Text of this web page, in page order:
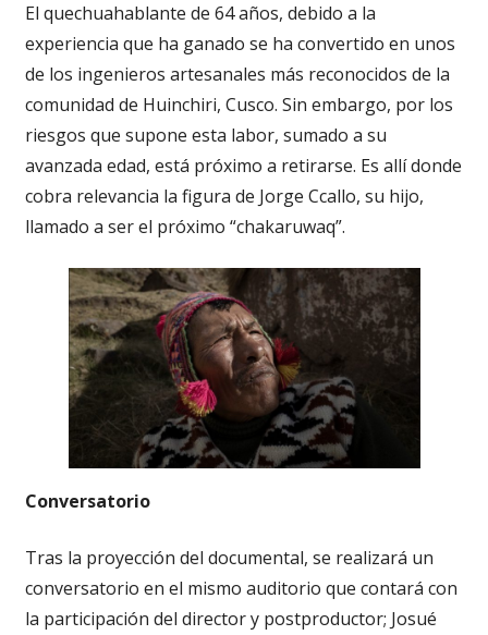
El quechuahablante de 64 años, debido a la
experiencia que ha ganado se ha convertido en unos
de los ingenieros artesanales más reconocidos de la
comunidad de Huinchiri, Cusco. Sin embargo, por los
riesgos que supone esta labor, sumado a su
avanzada edad, está próximo a retirarse. Es allí donde
cobra relevancia la figura de Jorge Ccallo, su hijo,
llamado a ser el próximo “chakaruwaq”.
Conversatorio
Tras la proyección del documental, se realizará un
conversatorio en el mismo auditorio que contará con
la participación del director y postproductor; Josué